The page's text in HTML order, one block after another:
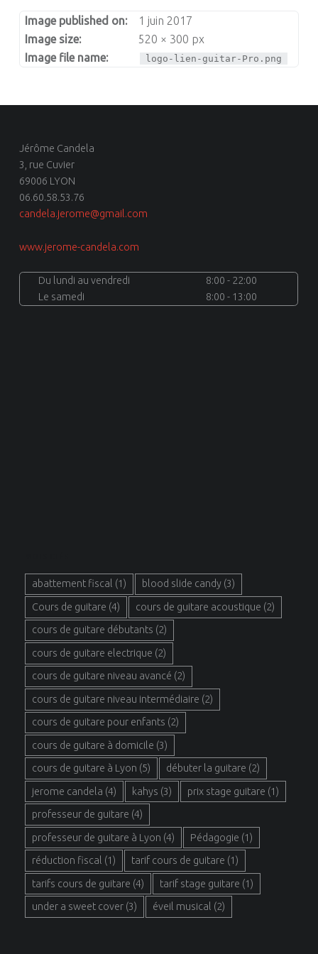
Image published on:
1 juin 2017
Image size:
520 × 300 px
Image file name:
logo-lien-guitar-Pro.png
Jérôme Candela
3, rue Cuvier
69006 LYON
06.60.58.53.76
candela.jerome@gmail.com
www.jerome-candela.com
Du lundi au vendredi
8:00 - 22:00
Le samedi
8:00 - 13:00
abattement fiscal (1) blood slide candy(3)
Cours de guitare (4) cours de guitare acoustique (2)
cours de guitare débutants (2)
cours de guitare electrique (2)
cours de guitare niveau avancé (2)
cours de guitare niveau intermédiaire (2)
cours de guitare pour enfants (2)
cours de guitare à domicile (3)
cours de guitare à Lyon (5) débuter la guitare (2)
jerome candela (4) kahys (3) prix stage guitare (1)
professeur de guitare (4)
professeur de guitare à Lyon (4) Pédagogie (1)
réduction fiscal (1) tarif cours de guitare (1)
tarifs cours de guitare (4) tarif stage guitare (1)
under a sweet cover(3) éveil musical (2)